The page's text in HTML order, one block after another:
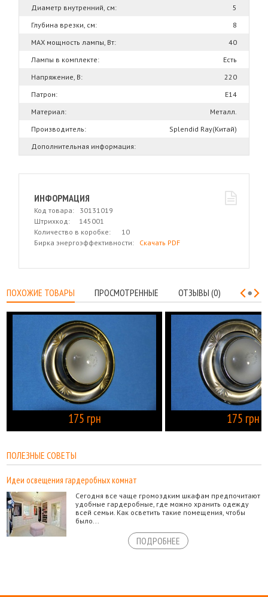
Диаметр внутренний, см:
5
Глубина врезки, см:
8
MAX мощность лампы, Вт:
40
Лампы в комплекте:
Есть
Напряжение, В:
220
Патрон:
Е14
Материал:
Металл.
Производитель:
Splendid Ray(Китай)
Дополнительная информация:
ИНФОРМАЦИЯ
Код товара: 30131019
Штрихкод: 145001
Количество в коробке: 10
Бирка энергоэффективности: Скачать PDF
ПОХОЖИЕ ТОВАРЫ ПРОСМОТРЕННЫЕ ОТЗЫВЫ (0)
175 грн 175 грн
ПОЛЕЗНЫЕ СОВЕТЫ
Идеи освещения гардеробных комнат
Сегодня все чаще громоздким шкафам предпочитают
удобные гардеробные, где можно хранить одежду
всей семьи. Как осветить такие помещения, чтобы
было...
ПОДРОБНЕЕ